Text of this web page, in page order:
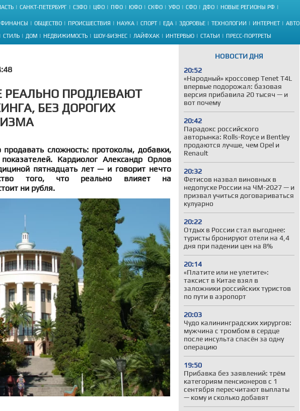
САНКТ-ПЕТЕРБУРГ СЗФО ЦФО ПФО ЮФО СКФО УФО СФО ДФО НОВЫЕ РЕГИОНЫ РФ
ФИНАНСЫ ОБЩЕСТВО ПРОИСШЕСТВИЯ НАУКА СПОРТ ЕДА ЗДОРОВЬЕ ТЕХНОЛОГИИ ИНТЕРНЕТ АВТО
СТИЛЬ ДОМ НЕДВИЖИМОСТЬ ШОУ-БИЗНЕС ЛАЙФХАК ИНТЕРВЬЮ СТАТЬИ ПРЕСС-ПОРТРЕТЫ
НОВОСТИ ДНЯ
20:52
«Народный» кроссовер Tenet T4L
впервые подорожал: базовая
версия прибавила 20 тысяч — и
вот почему
20:42
Парадокс российского
авторынка: Rolls-Royce и Bentley
продаются лучше, чем Opel и
Renault
20:32
Фетисов назвал виновных в
недопуске России на ЧМ-2027 — и
призвал учиться договариваться
кулуарно
20:22
Отдых в России стал выгоднее:
туристы бронируют отели на 4,4
дня при падении цен на 8%
20:14
«Платите или не улетите»:
таксист в Китае взял в
заложники российских туристов
по пути в аэропорт
20:03
Чудо калининградских хирургов:
мужчина с тромбом в сердце
после инсульта спасён за одну
операцию
19:50
Прибавка без заявлений: трём
категориям пенсионеров с 1
сентября пересчитают выплаты
— кому и сколько добавят
РЕАЛЬНО ПРОДЛЕВАЮТ
БЕЗ ДОРОГИХ
сложность: протоколы, добавки,
Кардиолог Александр Орлов
пятнадцать лет — и говорит нечто
того, что реально влияет на
ни рубля.